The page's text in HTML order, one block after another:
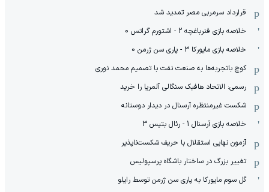
قرارداد سرمربی مصر تمدید شد
خلاصه بازی فنرباغچه 2 - اشتورم گراتس 0
خلاصه بازی مایورکا 3 - پاری سن ژرمن 0
کوچ باتجربه‌ها به صنعت نفت با تصمیم محمد نوری
رسمی: الاتحاد هافبک سنگالی آلمریا را خرید
شکست غیرمنتظره آرسنال در دیدار دوستانه
خلاصه بازی آرسنال 1 - رئال بتیس 3
آزمون نهایی استقلال با حریف شکست‌ناپذیر
تغییر بزرگ در ساختار باشگاه پرسپولیس
گل سوم مایورکا به پاری سن ژرمن توسط رایلو